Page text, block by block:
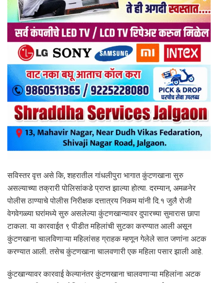
सविस्तर वृत्त असे कि, शहरातील गांधलीपुरा भागात कुंटणखाना सुरु
असल्याच्या तक्रारी पोलिसांकडे प्राप्त झाल्या होत्या. दरम्यान, अमळनेर
पोलीस ठाण्याचे पोलीस निरीक्षक दत्तात्रय निकम यांनी दि.१ जुलै रोजी
वेगवेगळ्या घरांमध्ये सुरु असलेल्या कुंटणखान्यावर दुपारच्या सुमारास छापा
टाकला. या कारवाईत ९ पीडीत महिलांची सुटका करण्यात आली असून
कुंटणखाना चालविणाऱ्या महिलांसह ग्राहक म्हणून गेलेले सात जणांना अटक
करण्यात आली. तसेच कुंटणखाना चालवणारी एक महिला पसार झाली आहे.
कुंटखान्यावर कारवाई केल्यानंतर कुंटणखाना चालवणाऱ्या महिलांना अटक